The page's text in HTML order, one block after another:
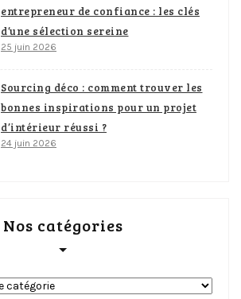
entrepreneur de confiance : les clés
d’une sélection sereine
25 juin 2026
Sourcing déco : comment trouver les
bonnes inspirations pour un projet
d’intérieur réussi ?
24 juin 2026
Nos catégories